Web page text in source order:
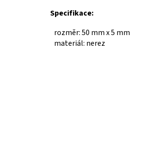
Specifikace:
rozměr: 50 mm x 5 mm
materiál: nerez